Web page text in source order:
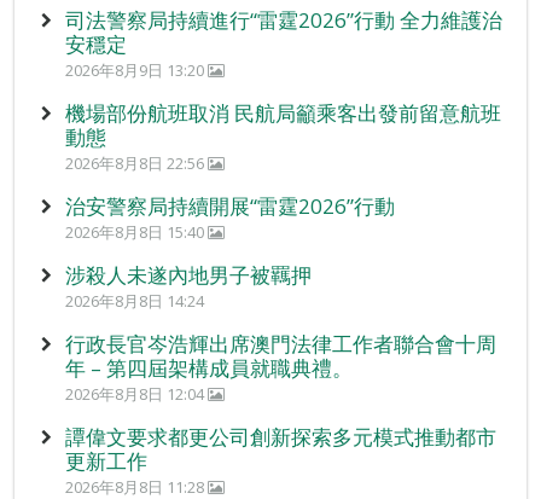
司法警察局持續進行“雷霆2026”行動 全力維護治
安穩定
2026年8月9日 13:20
機場部份航班取消 民航局籲乘客出發前留意航班
動態
2026年8月8日 22:56
治安警察局持續開展“雷霆2026”行動
2026年8月8日 15:40
涉殺人未遂內地男子被羈押
2026年8月8日 14:24
行政長官岑浩輝出席澳門法律工作者聯合會十周
年 – 第四屆架構成員就職典禮。
2026年8月8日 12:04
譚偉文要求都更公司創新探索多元模式推動都市
更新工作
2026年8月8日 11:28